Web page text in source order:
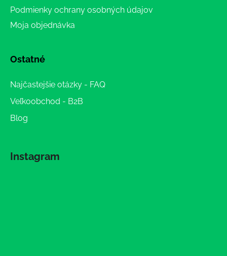
Podmienky ochrany osobných údajov
Moja objednávka
Ostatné
Najčastejšie otázky - FAQ
Veľkoobchod - B2B
Blog
Instagram